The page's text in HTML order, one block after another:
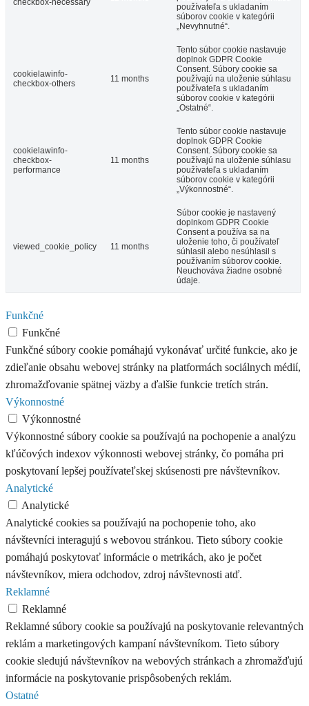
checkbox-necessary
používateľa s ukladaním
súborov cookie v kategórii
„Nevyhnutné“.
cookielawinfo-
checkbox-others
11 months
Tento súbor cookie nastavuje
doplnok GDPR Cookie
Consent. Súbory cookie sa
používajú na uloženie súhlasu
používateľa s ukladaním
súborov cookie v kategórii
„Ostatné“.
cookielawinfo-
checkbox-
performance
11 months
Tento súbor cookie nastavuje
doplnok GDPR Cookie
Consent. Súbory cookie sa
používajú na uloženie súhlasu
používateľa s ukladaním
súborov cookie v kategórii
„Výkonnostné“.
viewed_cookie_policy 11 months
Súbor cookie je nastavený
doplnkom GDPR Cookie
Consent a používa sa na
uloženie toho, či používateľ
súhlasil alebo nesúhlasil s
používaním súborov cookie.
Neuchováva žiadne osobné
údaje.
Funkčné
Funkčné
Funkčné súbory cookie pomáhajú vykonávať určité funkcie, ako je
zdieľanie obsahu webovej stránky na platformách sociálnych médií,
zhromažďovanie spätnej väzby a ďalšie funkcie tretích strán.
Výkonnostné
Výkonnostné
Výkonnostné súbory cookie sa používajú na pochopenie a analýzu
kľúčových indexov výkonnosti webovej stránky, čo pomáha pri
poskytovaní lepšej používateľskej skúsenosti pre návštevníkov.
Analytické
Analytické
Analytické cookies sa používajú na pochopenie toho, ako
návštevníci interagujú s webovou stránkou. Tieto súbory cookie
pomáhajú poskytovať informácie o metrikách, ako je počet
návštevníkov, miera odchodov, zdroj návštevnosti atď.
Reklamné
Reklamné
Reklamné súbory cookie sa používajú na poskytovanie relevantných
reklám a marketingových kampaní návštevníkom. Tieto súbory
cookie sledujú návštevníkov na webových stránkach a zhromažďujú
informácie na poskytovanie prispôsobených reklám.
Ostatné